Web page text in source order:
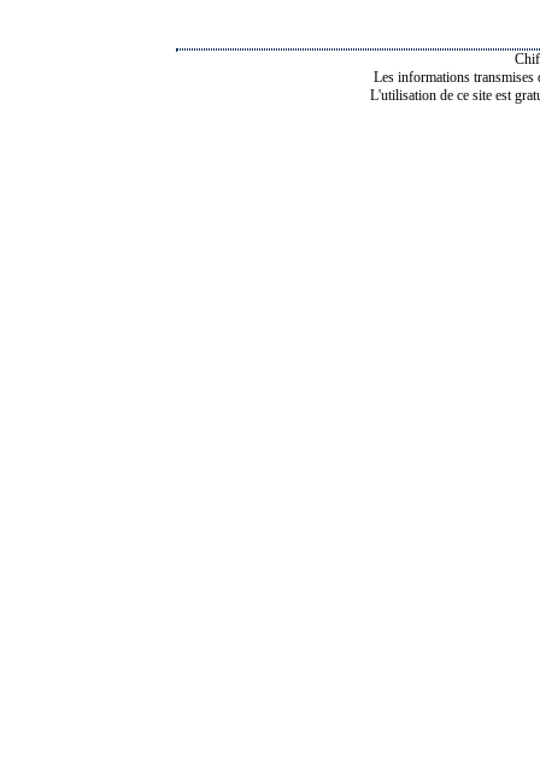
Les informations transmises
L'utilisation de ce site est